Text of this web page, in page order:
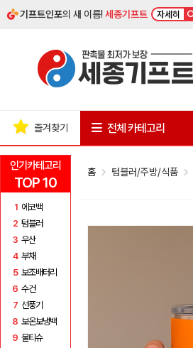
기프트인포의 새 이름!세종기프트 자세히
인기카테고리
TOP 10
1 에코백
2 텀블러
3 우산
4 부채
5 보조배터리
6 수건
7 선풍기
8 보온보냉백
9 물티슈
즐겨찾기 전체 카테고리
홈 텀블러/주방/식품